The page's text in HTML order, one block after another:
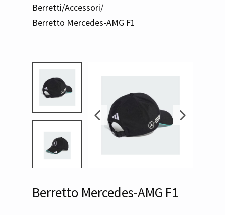
Berretti/Accessori/
Berretto Mercedes-AMG F1
Berretto Mercedes-AMG F1